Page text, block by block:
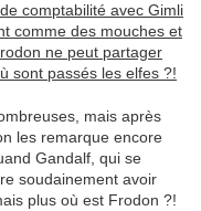
comptabilité avec Gimli
comme des mouches et
ne peut partager
sont passés les elfes ?!
mais après
les remarque encore
Gandalf, qui se
soudainement avoir
plus où est Frodon ?!